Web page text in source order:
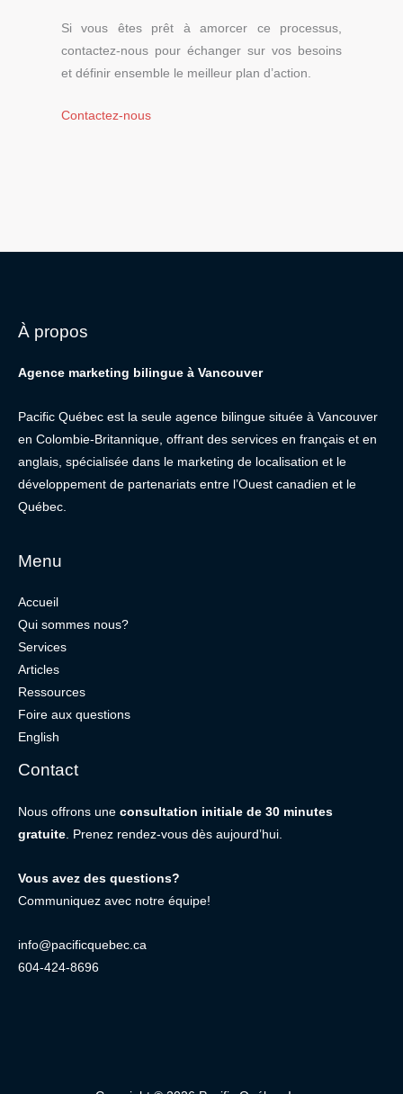
Si vous êtes prêt à amorcer ce processus,
contactez-nous pour échanger sur vos besoins
et définir ensemble le meilleur plan d’action.
Contactez-nous
À propos
Agence marketing bilingue à Vancouver
Pacific Québec est la seule agence bilingue située à Vancouver
en Colombie-Britannique, offrant des services en français et en
anglais, spécialisée dans le marketing de localisation et le
développement de partenariats entre l’Ouest canadien et le
Québec.
Menu
Accueil
Qui sommes nous?
Services
Articles
Ressources
Foire aux questions
English
Contact
Nous offrons une consultation initiale de 30 minutes
gratuite . Prenez rendez-vous dès aujourd’hui.
Vous avez des questions?
Communiquez avec notre équipe!
info@pacificquebec.ca
604-424-8696